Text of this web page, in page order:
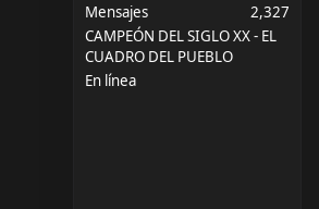
Mensajes
2,327
CAMPEÓN DEL SIGLO XX - EL
CUADRO DEL PUEBLO
En línea